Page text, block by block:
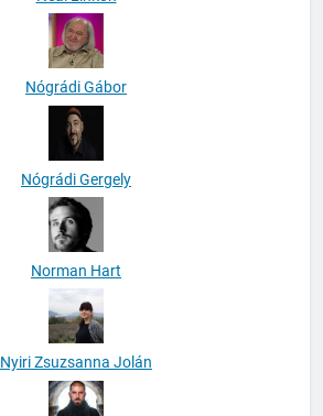
Nógrádi Gábor
Nógrádi Gergely
Norman Hart
Nyiri Zsuzsanna Jolán